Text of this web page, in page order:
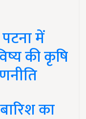
में
की कृषि
का